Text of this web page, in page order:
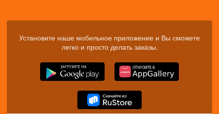
Установите наше мобильное приложение и Вы сможете
легко и просто делать заказы.